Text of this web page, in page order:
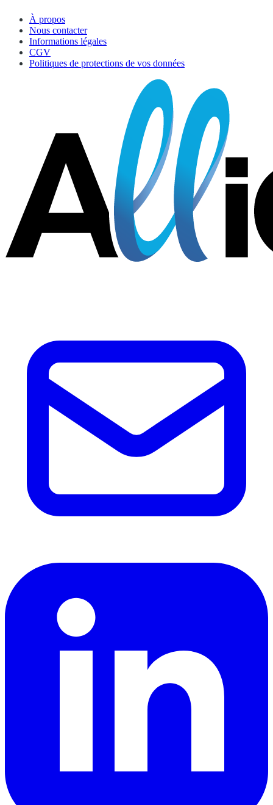
À propos
Nous contacter
Informations légales
CGV
Politiques de protections de vos données